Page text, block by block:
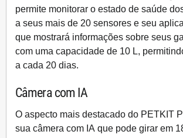
permite monitorar o estado de saúde
a seus mais de 20 sensores e seu
que mostrará informações sobre seus
com uma capacidade de 10 L,
a cada 20 dias.
Câmera com IA
O aspecto mais destacado do PETKIT
sua câmera com IA que pode girar em